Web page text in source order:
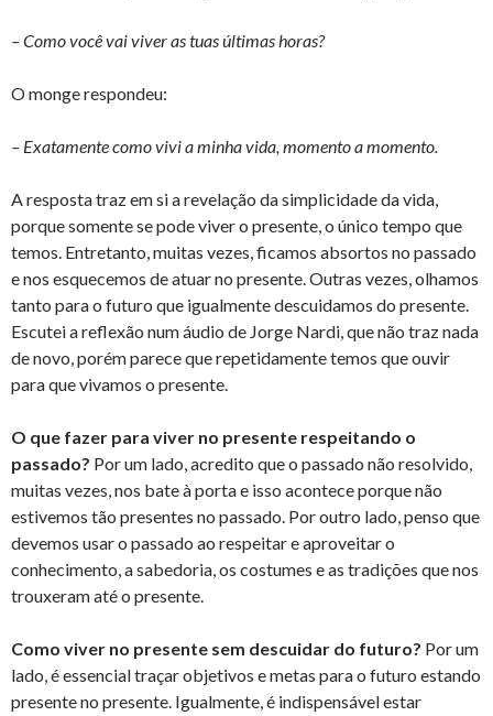
– Como você vai viver as tuas últimas horas?
O monge respondeu:
– Exatamente como vivi a minha vida, momento a momento.
A resposta traz em si a revelação da simplicidade da vida,
porque somente se pode viver o presente, o único tempo que
temos. Entretanto, muitas vezes, ficamos absortos no passado
e nos esquecemos de atuar no presente. Outras vezes, olhamos
tanto para o futuro que igualmente descuidamos do presente.
Escutei a reflexão num áudio de Jorge Nardi, que não traz nada
de novo, porém parece que repetidamente temos que ouvir
para que vivamos o presente.
O que fazer para viver no presente respeitando o
passado? Por um lado, acredito que o passado não resolvido,
muitas vezes, nos bate à porta e isso acontece porque não
estivemos tão presentes no passado. Por outro lado, penso que
devemos usar o passado ao respeitar e aproveitar o
conhecimento, a sabedoria, os costumes e as tradições que nos
trouxeram até o presente.
Como viver no presente sem descuidar do futuro? Por um
lado, é essencial traçar objetivos e metas para o futuro estando
presente no presente. Igualmente, é indispensável estar